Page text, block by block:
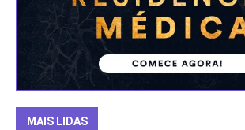
MAIS LIDAS